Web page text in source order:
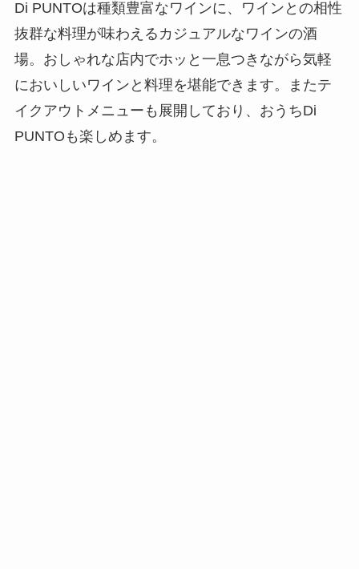
Di PUNTOは種類豊富なワインに、ワインとの相性
抜群な料理が味わえるカジュアルなワインの酒
場。おしゃれな店内でホッと一息つきながら気軽
においしいワインと料理を堪能できます。またテ
イクアウトメニューも展開しており、おうちDi
PUNTOも楽しめます。